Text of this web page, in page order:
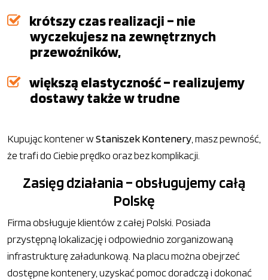
krótszy czas realizacji – nie
wyczekujesz na zewnętrznych
przewoźników,
większą elastyczność – realizujemy
dostawy także w trudne
Kupując kontener wStaniszek Kontenery, masz pewność,
że trafi do Ciebie prędko oraz bez komplikacji.
Zasięg działania – obsługujemy całą
Polskę
Firma obsługuje klientów z całej Polski. Posiada
przystępną lokalizację i odpowiednio zorganizowaną
infrastrukturę załadunkową. Na placu można obejrzeć
dostępne kontenery, uzyskać pomoc doradczą i dokonać